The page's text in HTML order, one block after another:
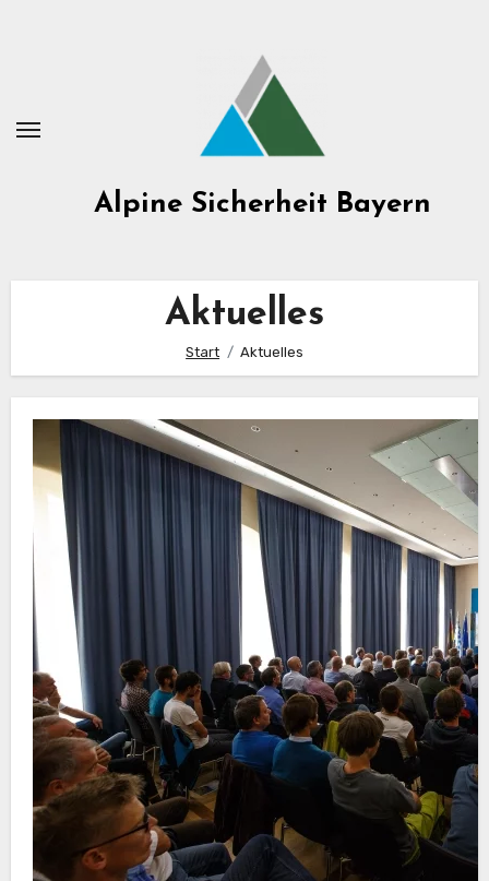
Alpine Sicherheit Bayern
Aktuelles
Start Aktuelles